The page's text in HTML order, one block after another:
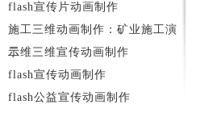
flash宣传片动画制作
施工三维动画制作：矿业施工演
示
二维三维宣传动画制作
flash宣传动画制作
flash公益宣传动画制作